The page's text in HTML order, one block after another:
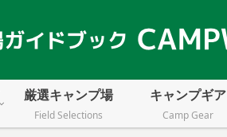
厳選キャンプ場
Field Selections
キャンプギア
Camp Gear